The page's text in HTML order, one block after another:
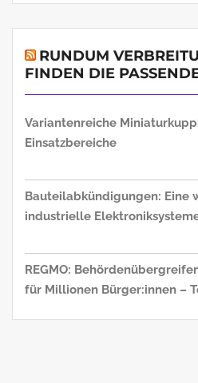
RUNDUM
FINDEN DIE
Variantenreiche
Einsatzbereiche
Bauteilabkündigungen: Eine
industrielle
REGMO:
für Millionen Bürger:innen –